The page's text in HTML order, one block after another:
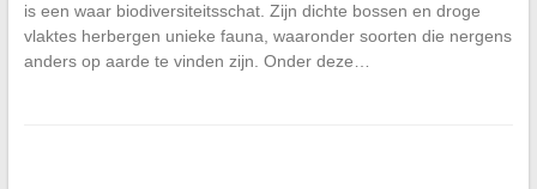
is een waar biodiversiteitsschat. Zijn dichte bossen en droge
vlaktes herbergen unieke fauna, waaronder soorten die nergens
anders op aarde te vinden zijn. Onder deze…